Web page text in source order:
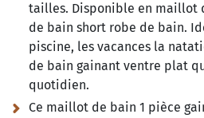
tailles. Disponible en maillot
de bain short robe de bain.
piscine, les vacances la
de bain gainant ventre plat
quotidien.
Ce maillot de bain 1 pièce